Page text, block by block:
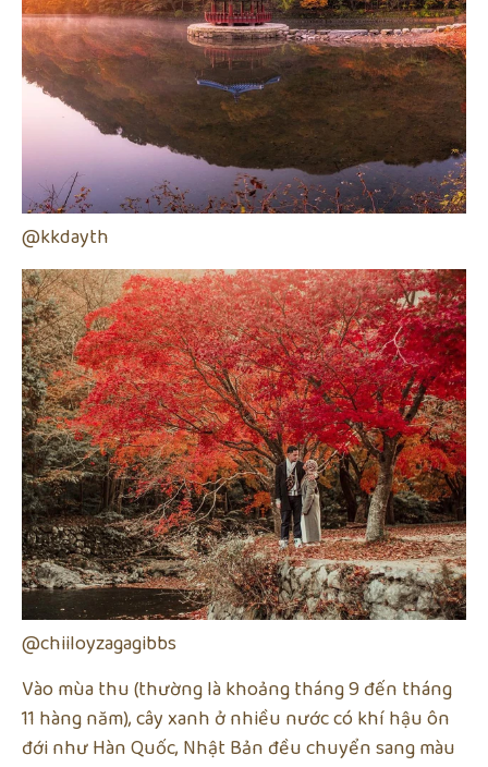
@kkdayth
@chiiloyzagagibbs
Vào mùa thu (thường là khoảng tháng 9 đến tháng
11 hàng năm), cây xanh ở nhiều nước có khí hậu ôn
đới như Hàn Quốc, Nhật Bản đều chuyển sang màu